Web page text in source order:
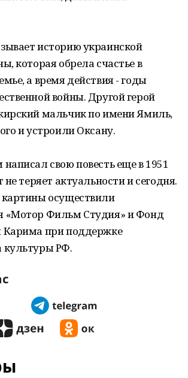
историю украинской
которая обрела счастье в
а время действия - годы
войны. Другой герой
мальчик по имени Ямиль,
и устроили Оксану.
свою повесть еще в 1951
теряет актуальности и сегодня.
картины осуществили
«Мотор Фильм Студия» и Фонд
при поддержке
культуры РФ.